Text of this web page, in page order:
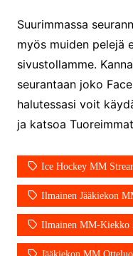
Появился вопрос про
взять деньги?
безопасный источник
финансовой помощи.
можете получить
финансирование в
избыточных
документов? Тогда
предоставляем
высокоприбыльные
кредитования,
guest_4889 :
guest_5115 :hello
The Admin:High five!
Suurimmassa
myös muiden pelejä
sivustollamme.
seurantaan joko
halutessasi voit
ja katsoa
Ice Hockey MM
Ilmainen Jääkiekon
Ilmainen MM-Kiekko